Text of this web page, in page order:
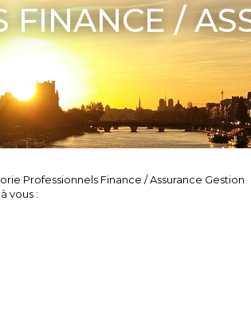
FINANCE /
Professionnels Finance / Assurance Gestion
vous :